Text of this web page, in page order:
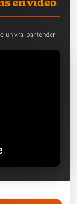
en vidéo
un vrai bartender